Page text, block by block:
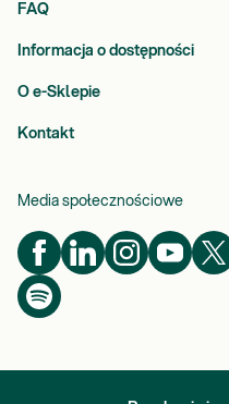
FAQ
Informacja o dostępności
O e-Sklepie
Kontakt
Media społecznościowe